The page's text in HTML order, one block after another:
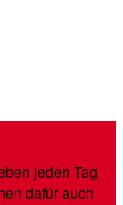
jeden Tag
dafür auch